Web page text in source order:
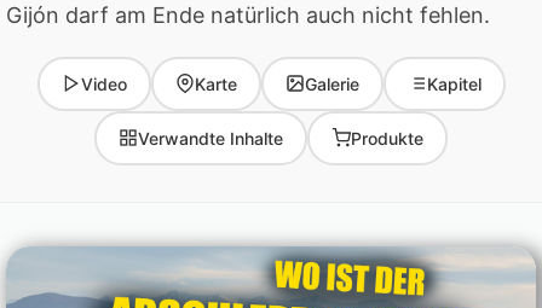
Gijón darf am Ende natürlich auch nicht fehlen.
Video Karte Galerie Kapitel
Verwandte Inhalte Produkte